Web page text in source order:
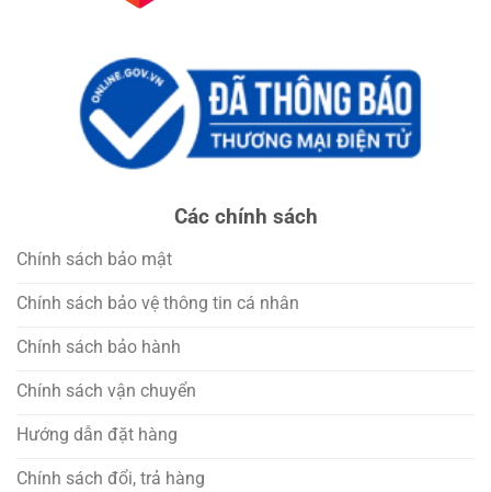
Các chính sách
Chính sách bảo mật
Chính sách bảo vệ thông tin cá nhân
Chính sách bảo hành
Chính sách vận chuyển
Hướng dẫn đặt hàng
Chính sách đổi, trả hàng